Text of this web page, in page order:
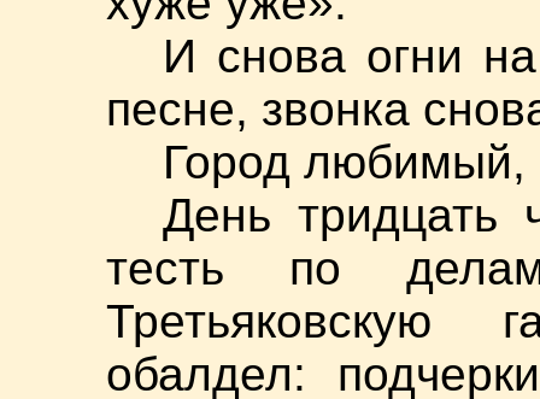
И снова огни
песне, звонка
Город любимый,
День тридцать
тесть по
Третьяковскую
обалдел: